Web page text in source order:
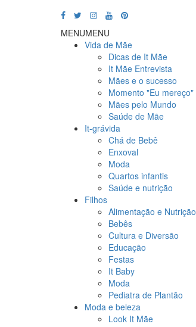
MENUMENU
Vida de Mãe
Dicas de It Mãe
It Mãe Entrevista
Mães e o sucesso
Momento "Eu mereço"
Mães pelo Mundo
Saúde de Mãe
It-grávida
Chá de Bebê
Enxoval
Moda
Quartos infantis
Saúde e nutrição
Filhos
Alimentação e Nutrição
Bebês
Cultura e Diversão
Educação
Festas
It Baby
Moda
Pediatra de Plantão
Moda e beleza
Look It Mãe